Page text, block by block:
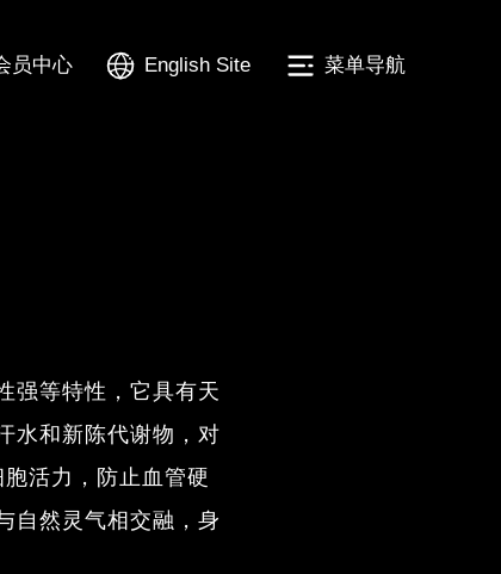
员中心 English Site 菜单导航
强等特性，它具有天
水和新陈代谢物，对
活力，防止血管硬
自然灵气相交融，身